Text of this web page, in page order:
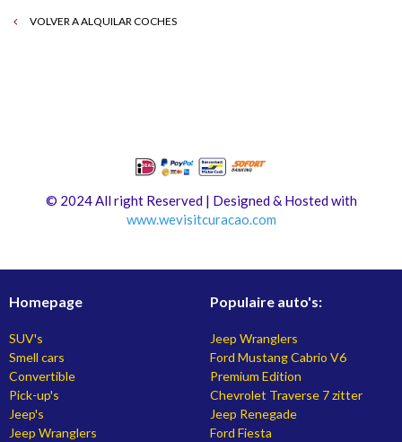
VOLVER A ALQUILAR COCHES
© 2024 All right Reserved | Designed & Hosted with
www.wevisitcuracao.com
Homepage
SUV's
Smell cars
Convertible
Pick-up's
Jeep's
Jeep Wranglers
Populaire auto's:
Jeep Wranglers
Ford Mustang Cabrio V6
Premium Edition
Chevrolet Traverse 7 zitter
Jeep Renegade
Ford Fiesta